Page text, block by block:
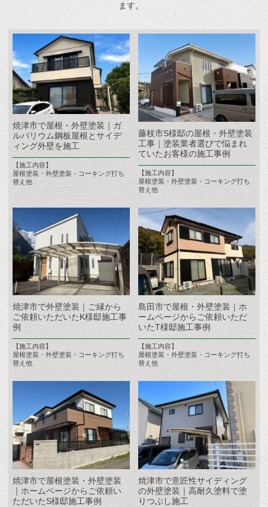
ます。
焼津市で屋根・外壁塗装｜ガ
ルバリウム鋼板屋根とサイデ
ィング外壁を施工
【施工内容】
屋根塗装・外壁塗装・コーキング打ち
替え他
藤枝市S様邸の屋根・外壁塗装
工事｜塗装業者選びで悩まれ
ていたお客様の施工事例
【施工内容】
屋根塗装・外壁塗装・コーキング打ち
替え他
焼津市で外壁塗装｜ご縁から
ご依頼いただいたK様邸施工事
例
【施工内容】
屋根塗装・外壁塗装・コーキング打ち
替え他
島田市で屋根・外壁塗装｜ホ
ームページからご依頼いただ
いたT様邸施工事例
【施工内容】
屋根塗装・外壁塗装・コーキング打ち
替え他
焼津市で屋根塗装・外壁塗装
｜ホームページからご依頼い
ただいたS様邸施工事例
焼津市で意匠性サイディング
の外壁塗装｜高耐久塗料で塗
りつぶし施工